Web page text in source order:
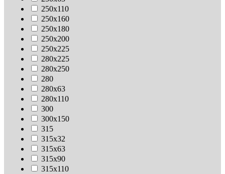
250х110
250х160
250х180
250х200
250х225
280х225
280х250
280
280х63
280х110
300
300х150
315
315х32
315х63
315х90
315х110